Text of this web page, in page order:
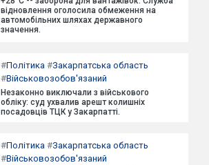
відновлення оголосила обмеження на
автомобільних шляхах державного
значення.
#Політика #Закарпатська область
#Військовозобов'язаний
Незаконно виключали з військового
обліку: суд ухвалив арешт колишніх
посадовців ТЦК у Закарпатті.
#Політика #Закарпатська область
#Військовозобов'язаний